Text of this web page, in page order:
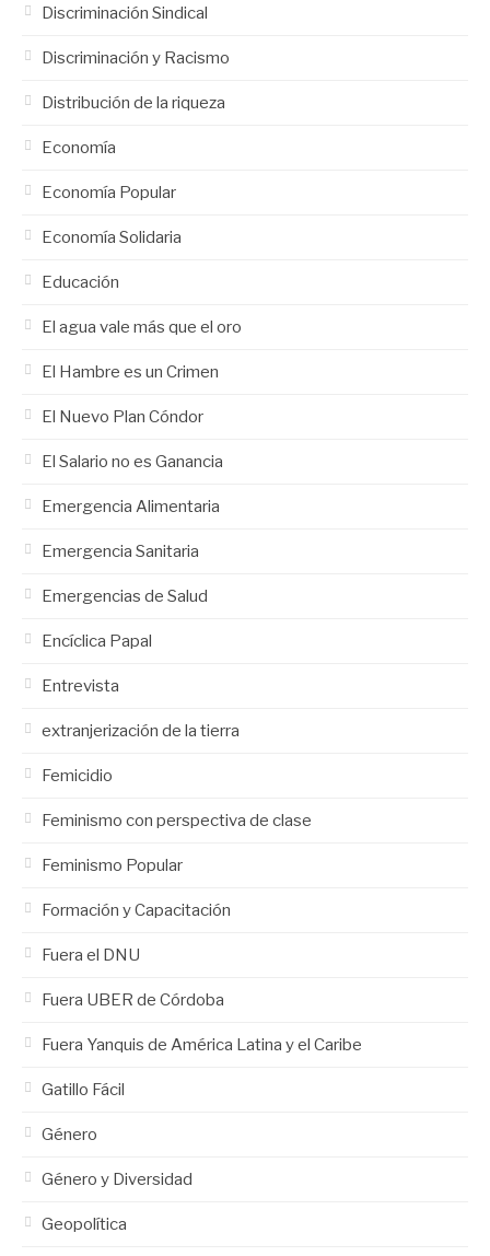
Discriminación Sindical
Discriminación y Racismo
Distribución de la riqueza
Economía
Economía Popular
Economía Solidaria
Educación
El agua vale más que el oro
El Hambre es un Crimen
El Nuevo Plan Cóndor
El Salario no es Ganancia
Emergencia Alimentaria
Emergencia Sanitaria
Emergencias de Salud
Encíclica Papal
Entrevista
extranjerización de la tierra
Femicidio
Feminismo con perspectiva de clase
Feminismo Popular
Formación y Capacitación
Fuera el DNU
Fuera UBER de Córdoba
Fuera Yanquis de América Latina y el Caribe
Gatillo Fácil
Género
Género y Diversidad
Geopolítica